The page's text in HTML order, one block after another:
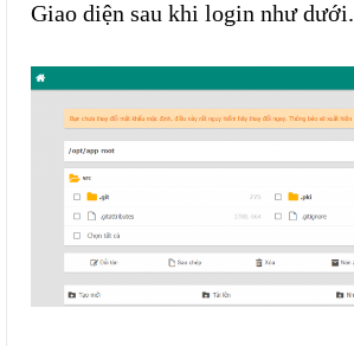
Giao diện sau khi login như dưới.